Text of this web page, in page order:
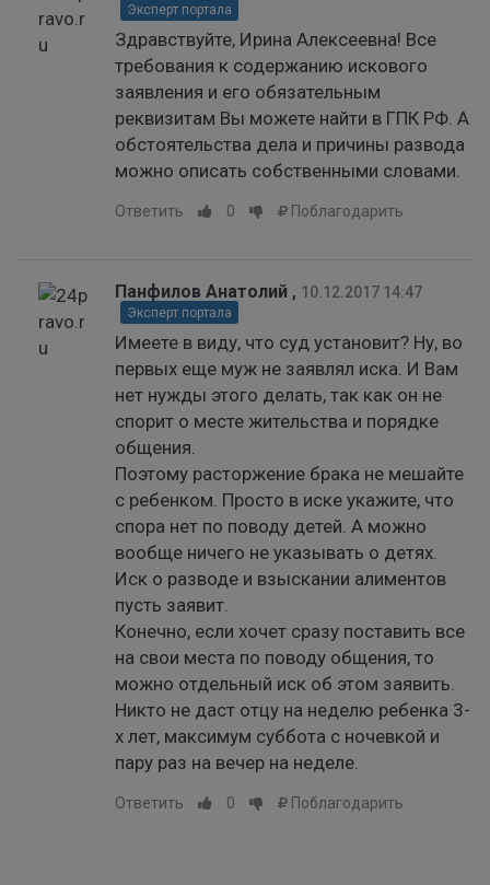
Эксперт портала
Здравствуйте, Ирина Алексеевна! Все
требования к содержанию искового
заявления и его обязательным
реквизитам Вы можете найти в ГПК РФ. А
обстоятельства дела и причины развода
можно описать собственными словами.
Ответить 0 Поблагодарить
Панфилов Анатолий , 10.12.2017 14:47
Эксперт портала
Имеете в виду, что суд установит? Ну, во
первых еще муж не заявлял иска. И Вам
нет нужды этого делать, так как он не
спорит о месте жительства и порядке
общения.
Поэтому расторжение брака не мешайте
с ребенком. Просто в иске укажите, что
спора нет по поводу детей. А можно
вообще ничего не указывать о детях.
Иск о разводе и взыскании алиментов
пусть заявит.
Конечно, если хочет сразу поставить все
на свои места по поводу общения, то
можно отдельный иск об этом заявить.
Никто не даст отцу на неделю ребенка 3-
х лет, максимум суббота с ночевкой и
пару раз на вечер на неделе.
Ответить 0 Поблагодарить